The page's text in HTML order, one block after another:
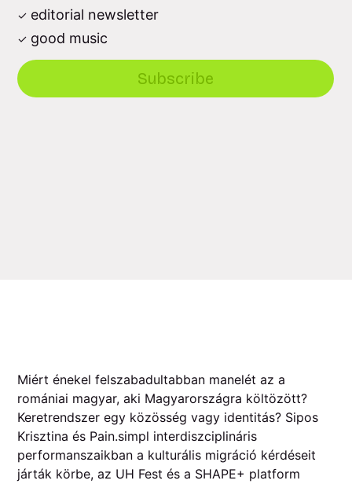
editorial newsletter
good music
Subscribe
Miért énekel felszabadultabban manelét az a
romániai magyar, aki Magyarországra költözött?
Keretrendszer egy közösség vagy identitás? Sipos
Krisztina és Pain.simpl interdiszciplináris
performanszaikban a kulturális migráció kérdéseit
járták körbe, az UH Fest és a SHAPE+ platform